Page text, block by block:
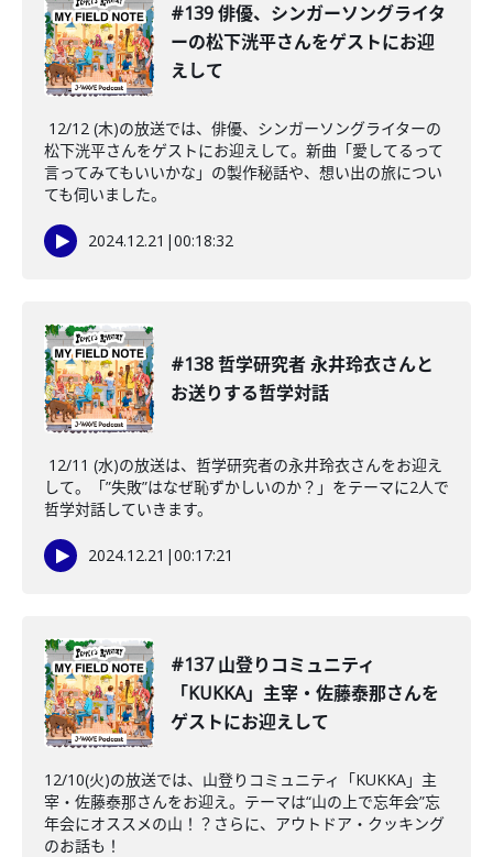
#139 俳優、シンガーソングライタ
ーの松下洸平さんをゲストにお迎
えして
12/12 (木)の放送では、俳優、シンガーソングライターの
松下洸平さんをゲストにお迎えして。新曲「愛してるって
言ってみてもいいかな」の製作秘話や、想い出の旅につい
ても伺いました。
2024.12.21 |00:18:32
#138 哲学研究者 永井玲衣さんと
お送りする哲学対話
12/11 (水)の放送は、哲学研究者の永井玲衣さんをお迎え
して。「”失敗”はなぜ恥ずかしいのか？」をテーマに2人で
哲学対話していきます。
2024.12.21 |00:17:21
#137 山登りコミュニティ
「KUKKA」主宰・佐藤泰那さんを
ゲストにお迎えして
12/10(火)の放送では、山登りコミュニティ「KUKKA」主
宰・佐藤泰那さんをお迎え。テーマは“山の上で忘年会”忘
年会にオススメの山！？さらに、アウトドア・クッキング
のお話も！